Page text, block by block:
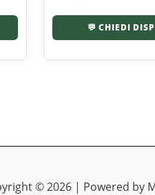
💬 CHIEDI
© 2026 | Powered by